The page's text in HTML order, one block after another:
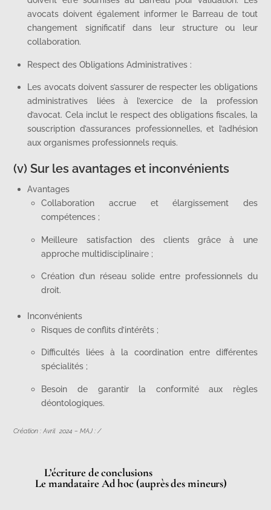
avocats doivent également informer le Barreau de tout
changement significatif dans leur structure ou leur
collaboration.
Respect des Obligations Administratives :
Les avocats doivent s’assurer de respecter les obligations
administratives liées à l’exercice de la profession
d’avocat. Cela inclut le respect des obligations fiscales, la
souscription d’assurances professionnelles, et l’adhésion
aux organismes professionnels requis.
(v) Sur les avantages et inconvénients
Avantages
Collaboration accrue et élargissement des
compétences ;
Meilleure satisfaction des clients grâce à une
approche multidisciplinaire ;
Création d’un réseau solide entre professionnels du
droit.
Inconvénients
Risques de conflits d’intérêts ;
Difficultés liées à la coordination entre différentes
spécialités ;
Besoin de garantir la conformité aux règles
déontologiques.
Création : Avril 2024 – MAJ : /
L’écriture de conclusions
Le mandataire Ad hoc (auprès des mineurs)